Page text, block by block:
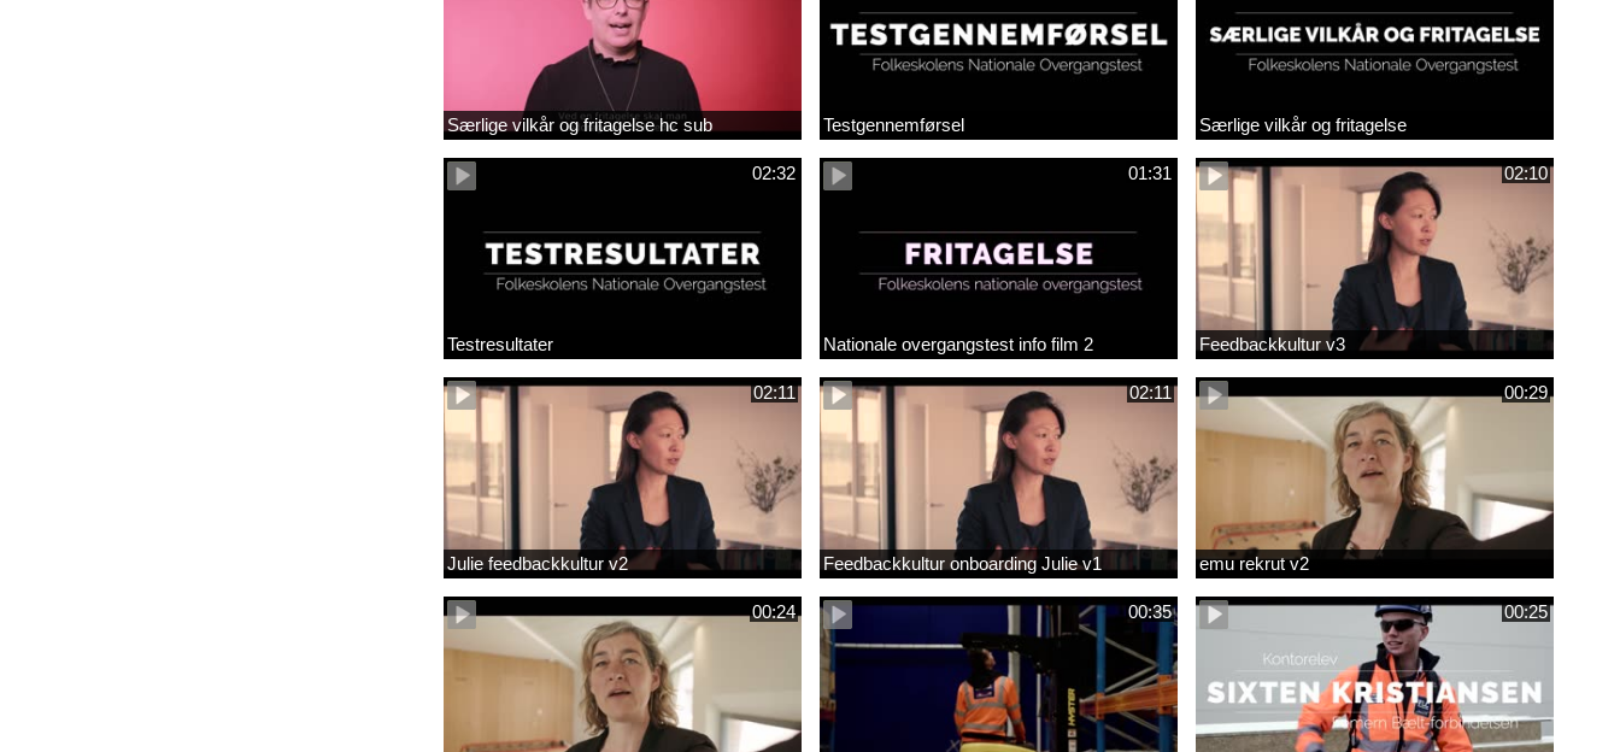
Særlige vilkår og fritagelse hc sub Testgennemførsel Særlige vilkår og fritagelse
02:32
Testresultater
01:31
Nationale overgangstest info film 2
02:10
Feedbackkultur v3
02:11
Julie feedbackkultur v2
02:11
Feedbackkultur onboarding Julie v1
00:29
emu rekrut v2
00:24 00:35 00:25